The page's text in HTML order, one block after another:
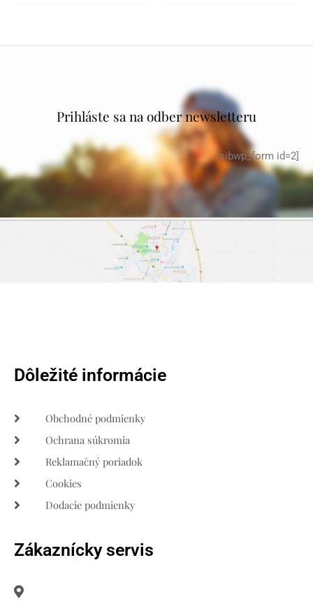
Prihláste sa na odber newsletteru
[sibwp_form id=2]
Dôležité informácie
Obchodné podmienky
Ochrana súkromia
Reklamačný poriadok
Cookies
Dodacie podmienky
Zákaznícky servis